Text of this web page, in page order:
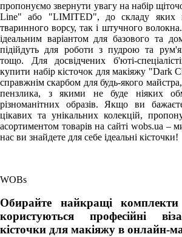
пропонуємо звернути увагу на набір
Line" або "LIMITED", до складу яких
тваринного ворсу, так і штучного
ідеальним варіантом для базового та
підійдуть для роботи з пудрою та
тощо. Для досвідчених б'юті-
купити набір кісточок для макіяжу "Dark
справжнім скарбом для будь-якого
пензлика, з якими не буде ніяких
різноманітних образів. Якщо ви
цікавих та унікальних колекцій,
асортиментом товарів на сайті wobs.ua –
нас ви знайдете для себе ідеальні кісточки!
WOBs
Обирайте найкращі
користуються професійні
кісточки для макіяжу в онлайн-